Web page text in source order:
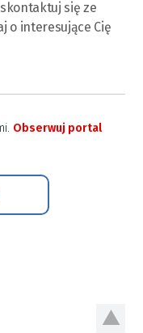
się ze
o interesujące Cię
Obserwuj portal